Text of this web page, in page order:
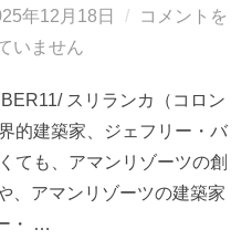
年12月18日
コメントを
いません
スリランカ（コロン
的建築家、ジェフリー・バ
ても、アマンリゾーツの創
、アマンリゾーツの建築家
・ …